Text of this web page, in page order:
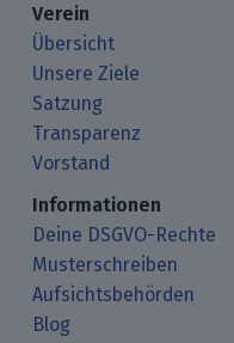
Verein
Übersicht
Unsere Ziele
Satzung
Transparenz
Vorstand
Informationen
Deine DSGVO-Rechte
Musterschreiben
Aufsichtsbehörden
Blog